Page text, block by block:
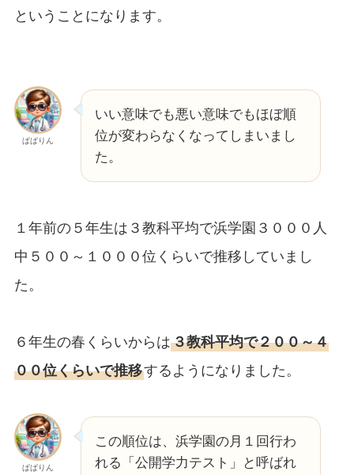
ということになります。
ぱぱりん
いい意味でも悪い意味でもほぼ順
位が変わらなくなってしまいまし
た。
１年前の５年生は３教科平均で浜学園３０００人
中５００～１０００位くらいで推移していまし
た。
６年生の春くらいからは３教科平均で２００～４
００位くらいで推移するようになりました。
ぱぱりん
この順位は、浜学園の月１回行わ
れる「公開学力テスト」と呼ばれ